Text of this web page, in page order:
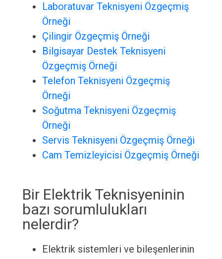
Laboratuvar Teknisyeni Özgeçmiş
Örneği
Çilingir Özgeçmiş Örneği
Bilgisayar Destek Teknisyeni
Özgeçmiş Örneği
Telefon Teknisyeni Özgeçmiş
Örneği
Soğutma Teknisyeni Özgeçmiş
Örneği
Servis Teknisyeni Özgeçmiş Örneği
Cam Temizleyicisi Özgeçmiş Örneği
Bir Elektrik Teknisyeninin
bazı sorumlulukları
nelerdir?
Elektrik sistemleri ve bileşenlerinin